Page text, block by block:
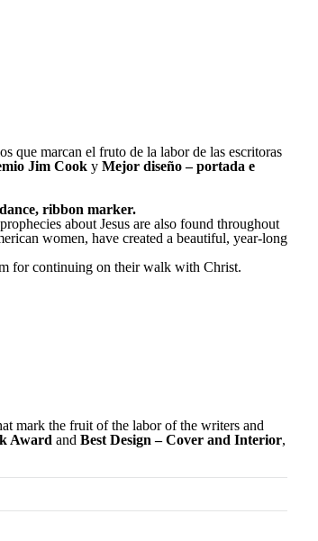
que marcan el fruto de la labor de las escritoras
Jim Cook y Mejor diseño – portada e
ribbon marker.
about Jesus are also found throughout
women, have created a beautiful, year-long
for continuing on their walk with Christ.
mark the fruit of the labor of the writers and
Award and Best Design – Cover and Interior,